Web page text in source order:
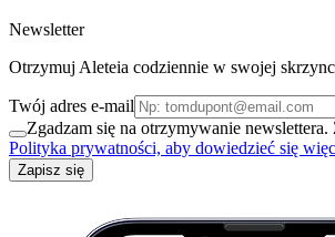
Newsletter
Otrzymuj Aleteia codziennie w swojej
Twój adres e-mail
Zgadzam się na otrzymywanie newslettera.
Polityka prywatności, aby dowiedzieć się
Zapisz się